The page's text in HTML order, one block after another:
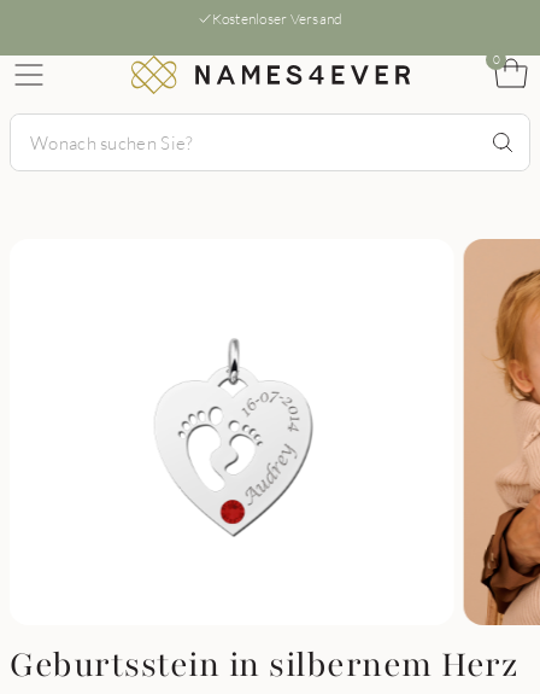
Kostenloser Versand
0
Geburtsstein in silbernem Herz